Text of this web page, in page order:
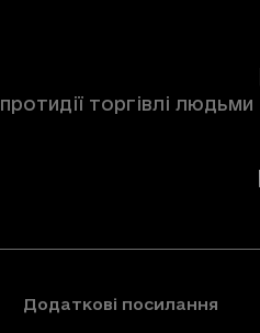
торгівлі людьми
Додаткові посилання